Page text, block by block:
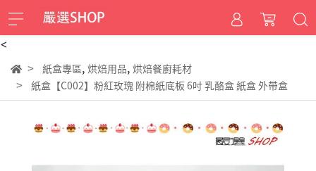
<
紙盒專區, 烘焙用品, 烘焙餐廚耗材
紙盒【C002】粉紅玫瑰 附棉紙底板 6吋 乳酪盒 紙盒 外帶盒